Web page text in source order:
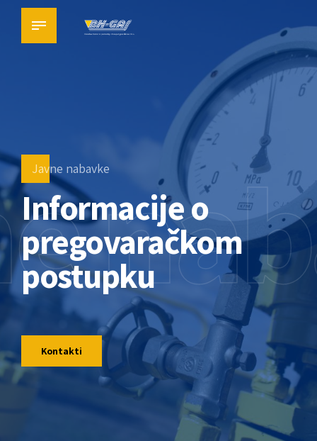
Javne nabavke
Informacije o
pregovaračkom
postupku
Kontakti